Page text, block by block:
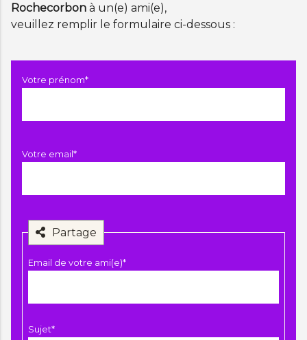
Rochecorbon à un(e) ami(e),
veuillez remplir le formulaire ci-dessous :
Champ
obligatoire
Votre prénom*
Champ
obligatoire
Votre email*
Partage
Champ
obligatoire
Email de votre ami(e)*
Champ
Sujet*